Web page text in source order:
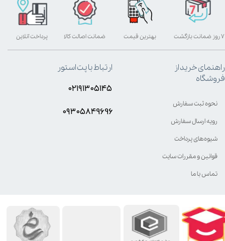
بهترین قیمت پرداخت آنلاین ۷ روز ضمانت بازگشت ضمانت اصالت کالا
راهنمای خرید از
فروشگاه
نحوه ثبت سفارش
رویه ارسال سفارش
شیوه‌های پرداخت
قوانین و مقررات سایت
تماس با ما
ارتباط با پت استور
۰۲۱۹۱۳۰۵۱۴۵
۰۹۳۰۵8۴9696